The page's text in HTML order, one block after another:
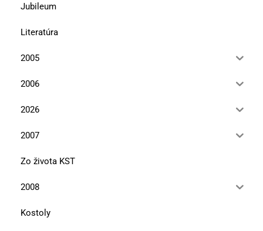
Jubileum
Literatúra
2005
2006
2026
2007
Zo života KST
2008
Kostoly